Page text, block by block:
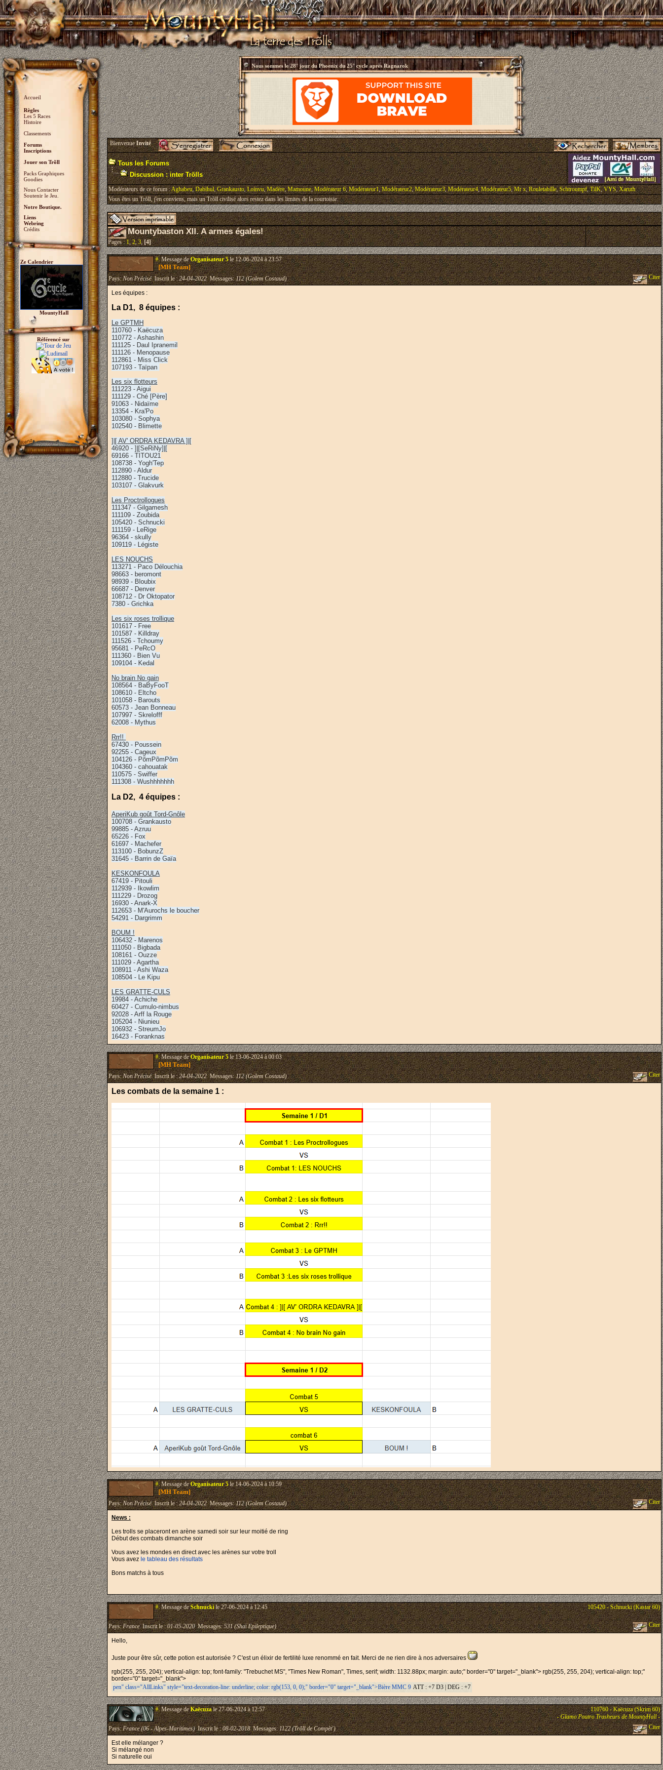
Accueil
Règles
Les 5 Races
Histoire
Classements
Forums
Inscriptions
Jouer son Trõll
Packs Graphiques
Goodies
Nous Contacter
Soutenir le Jeu.
Notre Boutique.
Liens
Webring
Crédits
Ze Calendrier
MountyHall
Référencé sur
Nous sommes le28° jour du Phoenix du 25° cycle après Ragnarok
BienvenueInvité
Tous les Forums
Discussion : inter Trõlls
Modérateurs de ce forum :Aghabeu,Dabihul,Grankausto,Loinvu,Madère,Mamoune,Modérateur 6,Modérateur1,Modérateur2,Modérateur3,Modérateur4,Modérateur5,Mr x,Rouletabille,Schtroumpf,TilK,VYS,Xaruth
Vous êtes un Trõll, j'en conviens, mais un Trõll civilisé alors restez dans les limites de la courtoisie.
Mountybaston XII. A armes égales!
Pages :1,2,3,[4]
#.Message deOrganisateur 5le 12-06-2024 à 23:57
[MH Team]
Pays:Non PréciséInscrit le :24-04-2022Messages:112 (Golem Costaud) Citer
Les équipes :
La D1, 8 équipes :
Le GPTMH
110760 - Kaëcuza
110772 - Ashashin
111125 - Daul Ipranemil
111126 - Menopause
112861 - Miss Click
107193 - Taïpan
Les six flotteurs
111223 - Aigui
111129 - Ché [Père]
91063 - Nidaïme
13354 - Kra'Po
103080 - Sophya
102540 - Blimette
]|[ AV' ORDRA KEDAVRA ]|[
46920 - ]|[SeRiNy]|[
69166 - TITOU21
108738 - Yogh'Tep
112890 - Aldur
112880 - Trucide
103107 - Glakvurk
Les Proctrollogues
111347 - Gilgamesh
111109 - Zoubida
105420 - Schnucki
111159 - LeRige
96364 - skully
109119 - Légiste
LES NOUCHS
113271 - Paco Délouchia
98663 - beromont
98939 - Bloubix
66687 - Denver
108712 - Dr Oktopator
7380 - Grichka
Les six roses trollique
101617 - Free
101587 - Killdray
111526 - Tchoumy
95681 - PeRcO
111360 - Bien Vu
109104 - Kedal
No brain No gain
108564 - BaByFooT
108610 - Eltcho
101058 - Barouts
60573 - Jean Bonneau
107997 - Skrelofff
62008 - Mythus
Rrr!!
67430 - Poussein
92255 - Cageux
104126 - PõmPõmPõm
104360 - cahouatak
110575 - Swiffer
111308 - Wushhhhhhh
La D2, 4 équipes :
AperiKub goût Tord-Gnôle
100708 - Grankausto
99885 - Azruu
65226 - Fox
61697 - Machefer
113100 - BobunzZ
31645 - Barrin de Gaïa
KESKONFOULA
67419 - Pitouli
112939 - Ikowlim
111229 - Drozog
16930 - Anark-X
112653 - M'Aurochs le boucher
54291 - Dargrimm
BOUM !
106432 - Marenos
111050 - Bigbada
108161 - Ouzze
111029 - Agartha
108911 - Ashi Waza
108504 - Le Kipu
LES GRATTE-CULS
19984 - Achiche
60427 - Cumulo-nimbus
92028 - Arff la Rouge
105204 - Niunieu
106932 - StreumJo
16423 - Foranknas
#.Message deOrganisateur 5le 13-06-2024 à 00:03
[MH Team]
Pays:Non PréciséInscrit le :24-04-2022Messages:112 (Golem Costaud) Citer
Les combats de la semaine 1 :
#.Message deOrganisateur 5le 14-06-2024 à 10:59
[MH Team]
Pays:Non PréciséInscrit le :24-04-2022Messages:112 (Golem Costaud) Citer
News :
Les trolls se placeront en arène samedi soir sur leur moitié de ring
Début des combats dimanche soir
Vous avez les mondes en direct avec les arènes sur votre troll
Vous avez le tableau des résultats
Bons matchs à tous
#.Message deSchnuckile 27-06-2024 à 12:45 105420 - Schnucki (Kastar 60)
Pays:FranceInscrit le :01-05-2020Messages:531 (Shaï Epileptique) Citer
Hello,
Juste pour être sûr, cette potion est autorisée ? C'est un élixir de fertilité luxe renommé en fait. Merci de ne rien dire à nos adversaires
rgb(255, 255, 204); vertical-align: top; font-family: "Trebuchet MS", "Times New Roman", Times, serif; width: 1132.88px; margin: auto;" border="0" target="_blank"> rgb(255, 255, 204); vertical-align: top;"
border="0" target="_blank">
pen" class="AllLinks" style="text-decoration-line: underline; color: rgb(153, 0, 0);" border="0" target="_blank">Bière MMC 9 ATT : +7 D3 | DEG : +7
#.Message deKaëcuzale 27-06-2024 à 12:57
110760 - Kaëcuza (Skrim 60)
-Glamo Poutro Trasheurs de MountyHall-
Pays:France (06 - Alpes-Maritimes)Inscrit le :08-02-2018Messages:1122 (Trõll de Compèt') Citer
Est elle mélanger ?
Si mélangé non
Si naturelle oui